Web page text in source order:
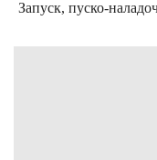
Запуск, пуско-